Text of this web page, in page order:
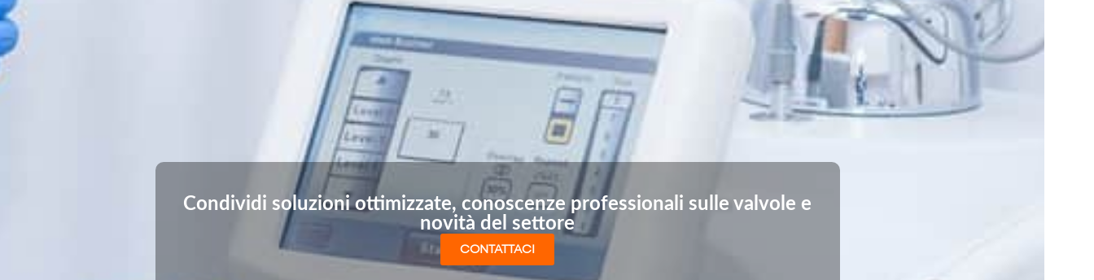
Condividi soluzioni ottimizzate, conoscenze professionali sulle valvole e
novità del settore
CONTATTACI